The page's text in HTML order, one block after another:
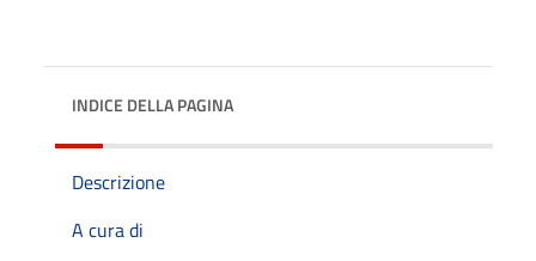
INDICE DELLA PAGINA
Descrizione
A cura di